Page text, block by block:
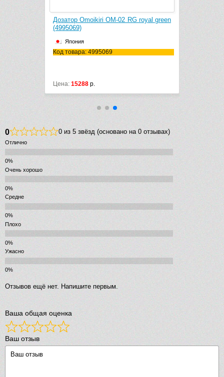
Дозатор Omoikiri OM-02 RG royal green
(4995069)
Япония
Код товара: 4995069
Цена: 15288 р.
0 0 из 5 звёзд (основано на 0 отзывах)
Отлично
Очень хорошо
Средне
Плохо
Ужасно
Отзывов ещё нет. Напишите первым.
Ваша общая оценка
Ваш отзыв